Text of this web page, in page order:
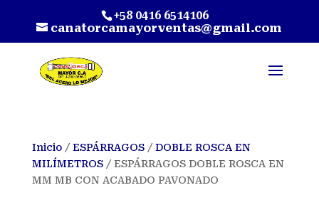
+58 0416 6514106
canatorcamayorventas@gmail.com
Inicio/ ESPÁRRAGOS/ DOBLE ROSCA EN
MILÍMETROS/ ESPÁRRAGOS DOBLE ROSCA EN
MM MB CON ACABADO PAVONADO